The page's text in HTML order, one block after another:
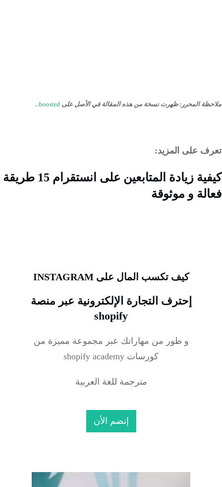
المحرر:ظهرت نسخة من هذه المقالة في الأصل على boosted
.
على المزيد:
كيفية زيادة المتابعين على انستقرام 15 طريقة
و موثوقة
كيف تكسب المال على INSTAGRAM
إحترف التجارة الإلكترونية عبر منصة
shopify
و طور من مهاراتك عبر مجموعة مميزة من
كورسات shopify academy
مترجمة للغة العربية
إنضم الأن